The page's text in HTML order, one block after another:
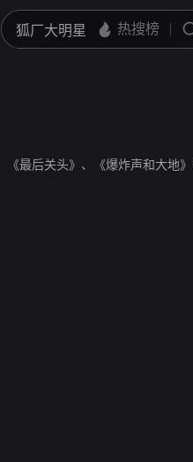
最后关头》、《爆炸声和大地》